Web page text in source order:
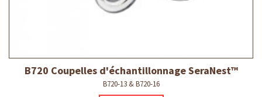
B720 Coupelles d'échantillonnage SeraNest™
B720-13 & B720-16